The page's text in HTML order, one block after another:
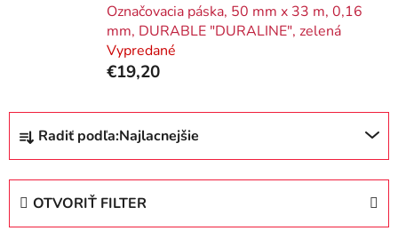
Označovacia páska, 50 mm x 33 m, 0,16
mm, DURABLE "DURALINE", zelená
Vypredané
€19,20
R
d
Radiť podľa:Najlacnejšie
OTVORIŤ FILTER